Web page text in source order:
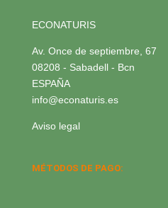
ECONATURIS
Av. Once de septiembre, 67
08208 - Sabadell - Bcn
ESPAÑA
info@econaturis.es
Aviso legal
MÉTODOS DE PAGO: